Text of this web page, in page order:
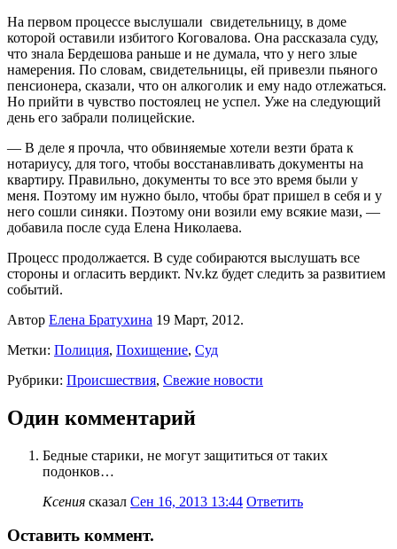
На первом процессе выслушали свидетельницу, в доме
которой оставили избитого Коговалова. Она рассказала суду,
что знала Бердешова раньше и не думала, что у него злые
намерения. По словам, свидетельницы, ей привезли пьяного
пенсионера, сказали, что он алкоголик и ему надо отлежаться.
Но прийти в чувство постоялец не успел. Уже на следующий
день его забрали полицейские.
— В деле я прочла, что обвиняемые хотели везти брата к
нотариусу, для того, чтобы восстанавливать документы на
квартиру. Правильно, документы то все это время были у
меня. Поэтому им нужно было, чтобы брат пришел в себя и у
него сошли синяки. Поэтому они возили ему всякие мази, —
добавила после суда Елена Николаева.
Процесс продолжается. В суде собираются выслушать все
стороны и огласить вердикт. Nv.kz будет следить за развитием
событий.
Автор Елена Братухина 19 Март, 2012.
Метки: Полиция, Похищение, Суд
Рубрики: Происшествия, Свежие новости
Один комментарий
Бедные старики, не могут защититься от таких
подонков…
Ксения сказал Сен 16, 2013 13:44 Ответить
Оставить коммент.